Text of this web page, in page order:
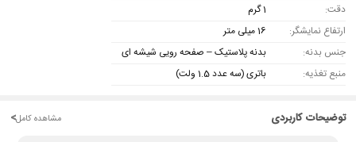
دقت:
1 گرم
ارتفاع نمایشگر:
16 میلی متر
جنس بدنه:
بدنه پلاستیک – صفحه رویی شیشه ای
منبع تغذیه:
باتری (سه عدد 1.5 ولت)
توضیحات کاربردی مشاهده کامل<